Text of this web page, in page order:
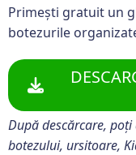
Primești gratuit un
botezurile
După descărcare,
botezului, ursitoare,